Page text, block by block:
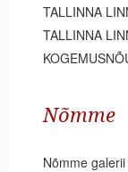
TALLINNA
TALLINNA
Nõmme
Nõmme galerii